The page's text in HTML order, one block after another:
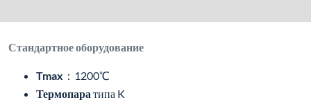
Стандартное оборудование
Tmax ：1200℃
Термопара типа K